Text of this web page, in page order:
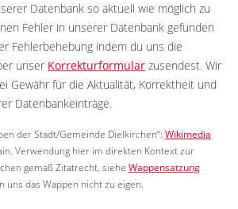
Datenbank so aktuell wie möglich zu
Fehler in unserer Datenbank gefunden
Fehlerbehebung indem du uns die
unser Korrekturformular zusendest. Wir
Gewähr für die Aktualität, Korrektheit und
Datenbankeinträge.
der Stadt/Gemeinde Dielkirchen“: Wikimedia
Verwendung hier im direkten Kontext zur
gemäß Zitatrecht, siehe Wappensatzung
uns das Wappen nicht zu eigen.